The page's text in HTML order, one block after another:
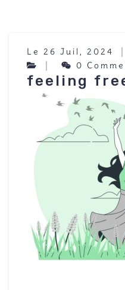
Le 26 Juil, 2024
0
feeling